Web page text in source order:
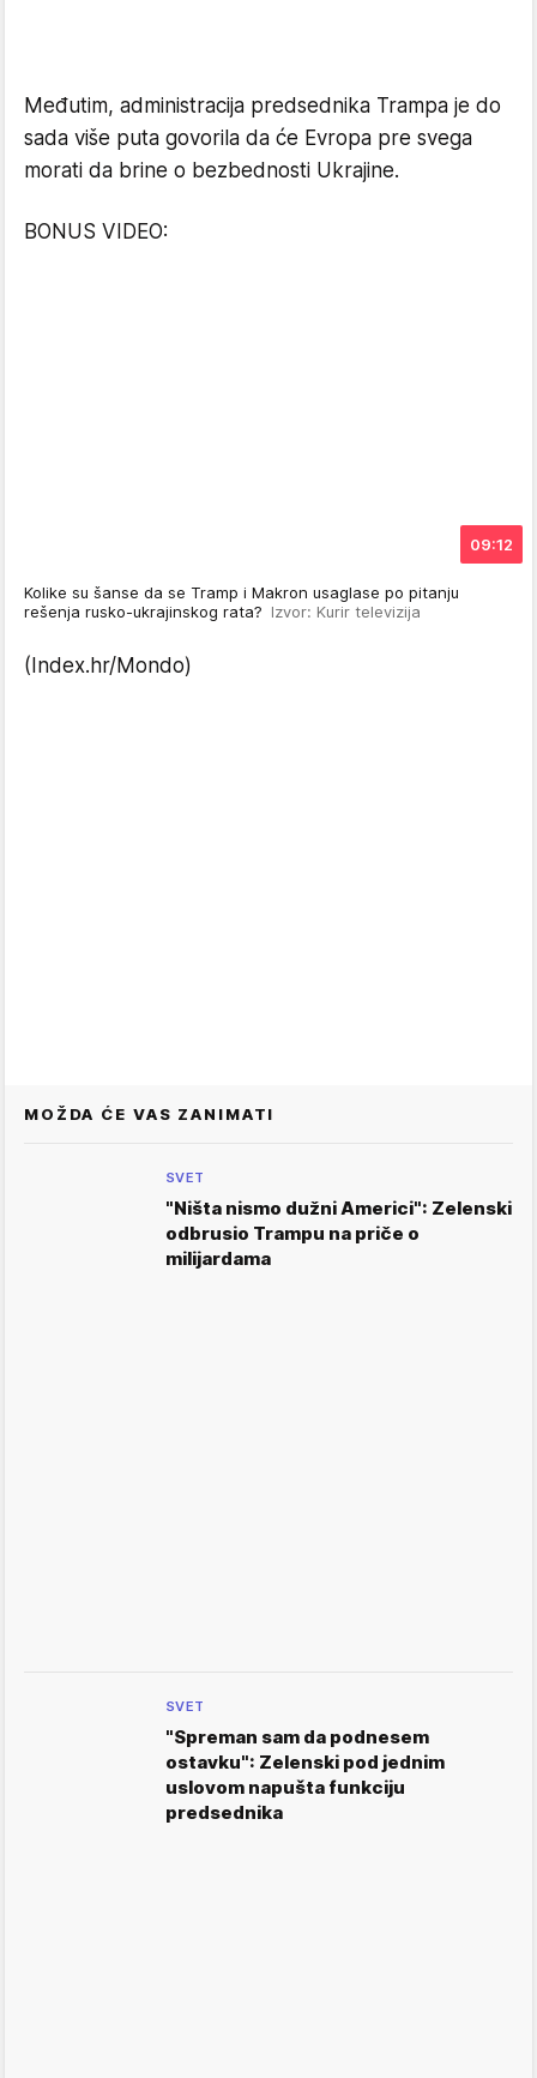
Međutim, administracija predsednika Trampa je do
sada više puta govorila da će Evropa pre svega
morati da brine o bezbednosti Ukrajine.
BONUS VIDEO:
09:12
Kolike su šanse da se Tramp i Makron usaglase po pitanju
rešenja rusko-ukrajinskog rata? Izvor: Kurir televizija
(Index.hr/Mondo)
MOŽDA ĆE VAS ZANIMATI
SVET
"Ništa nismo dužni Americi": Zelenski
odbrusio Trampu na priče o
milijardama
SVET
"Spreman sam da podnesem
ostavku": Zelenski pod jednim
uslovom napušta funkciju
predsednika